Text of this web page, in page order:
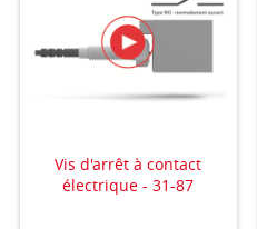
Vis d'arrêt à contact
électrique - 31-87